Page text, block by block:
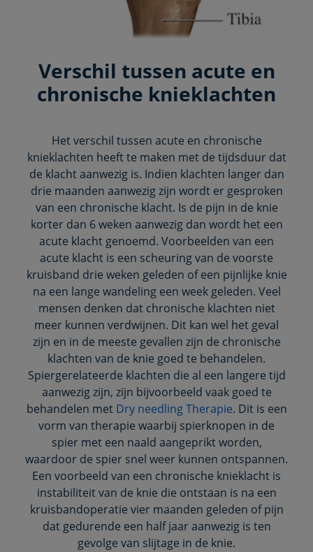
Verschil tussen acute en
chronische knieklachten
Het verschil tussen acute en chronische
knieklachten heeft te maken met de tijdsduur dat
de klacht aanwezig is. Indien klachten langer dan
drie maanden aanwezig zijn wordt er gesproken
van een chronische klacht. Is de pijn in de knie
korter dan 6 weken aanwezig dan wordt het een
acute klacht genoemd. Voorbeelden van een
acute klacht is een scheuring van de voorste
kruisband drie weken geleden of een pijnlijke knie
na een lange wandeling een week geleden. Veel
mensen denken dat chronische klachten niet
meer kunnen verdwijnen. Dit kan wel het geval
zijn en in de meeste gevallen zijn de chronische
klachten van de knie goed te behandelen.
Spiergerelateerde klachten die al een langere tijd
aanwezig zijn, zijn bijvoorbeeld vaak goed te
behandelen met Dry needling Therapie. Dit is een
vorm van therapie waarbij spierknopen in de
spier met een naald aangeprikt worden,
waardoor de spier snel weer kunnen ontspannen.
Een voorbeeld van een chronische knieklacht is
instabiliteit van de knie die ontstaan is na een
kruisbandoperatie vier maanden geleden of pijn
dat gedurende een half jaar aanwezig is ten
gevolge van slijtage in de knie.